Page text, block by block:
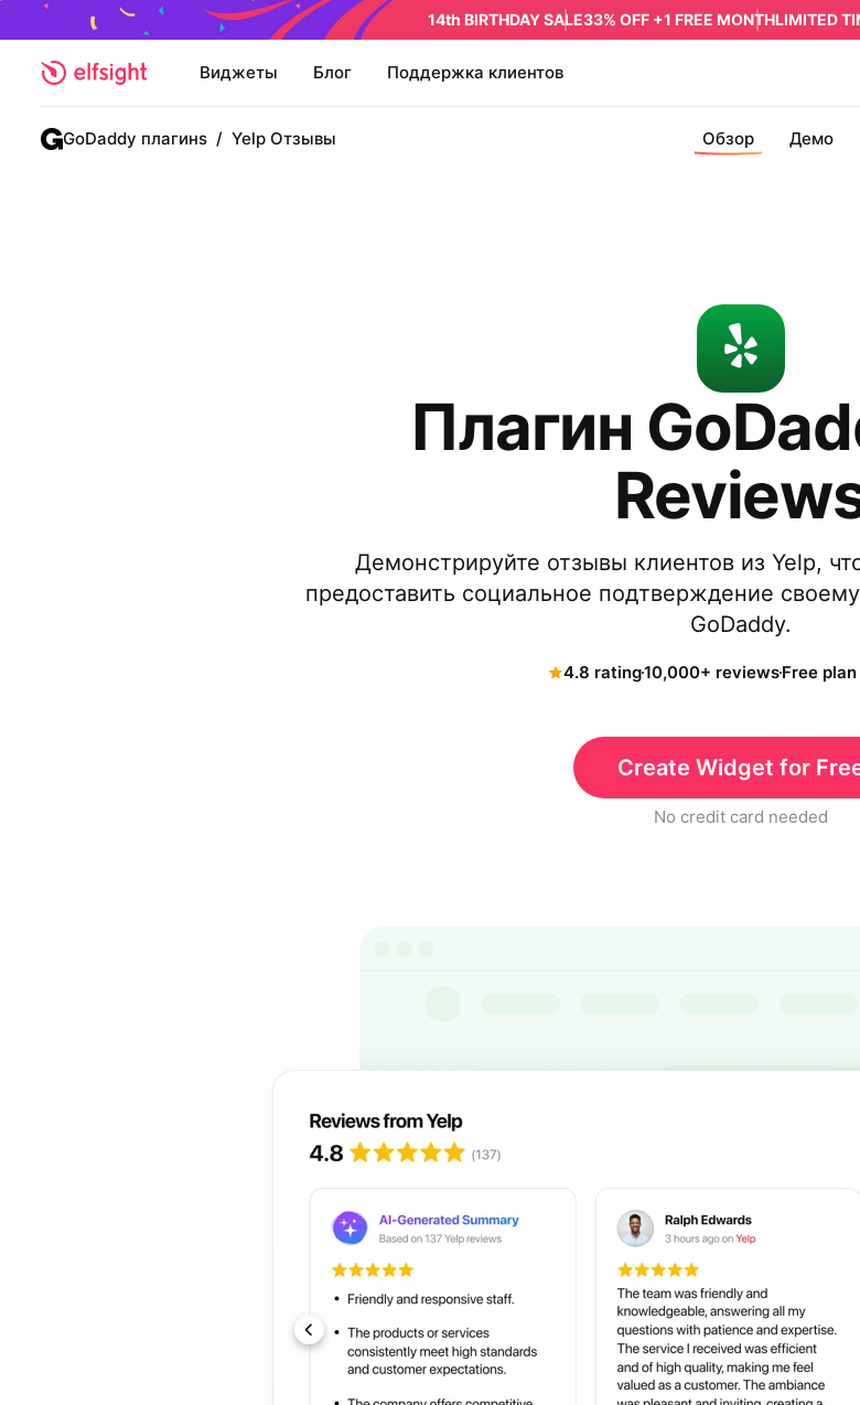
14th BIRTHDAY SALE33% OFF +1 FREE MONTHLIMITED
Виджеты Блог Поддержка клиентов
GoDaddy плагинs / Yelp Отзывы Обзор Демо
Плагин
Демонстрируйте отзывы клиентов из Yelp,
предоставить социальное подтверждение
GoDaddy.
4.8 rating10,000+ reviewsFree
Create Widget for
No credit card needed